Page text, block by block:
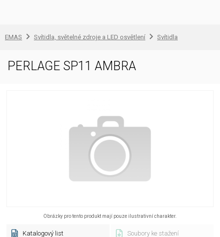
EMAS Svítidla, světelné zdroje a LED osvětlení Svítidla
PERLAGE SP11 AMBRA
Obrázky pro tento produkt mají pouze ilustrativní charakter.
Katalogový list Soubory ke stažení